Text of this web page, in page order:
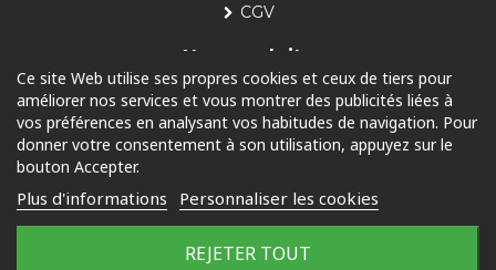
CGV
Nos produits
Piscine
Jardin
Outdoor
Ce site Web utilise ses propres cookies et ceux de tiers pour
améliorer nos services et vous montrer des publicités liées à
vos préférences en analysant vos habitudes de navigation. Pour
donner votre consentement à son utilisation, appuyez sur le
bouton Accepter.
Plus d'informations Personnaliser les cookies
REJETER TOUT